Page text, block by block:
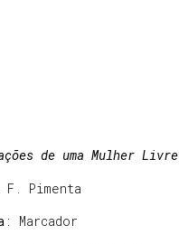
de uma Mulher Livre
F. Pimenta
: Marcador